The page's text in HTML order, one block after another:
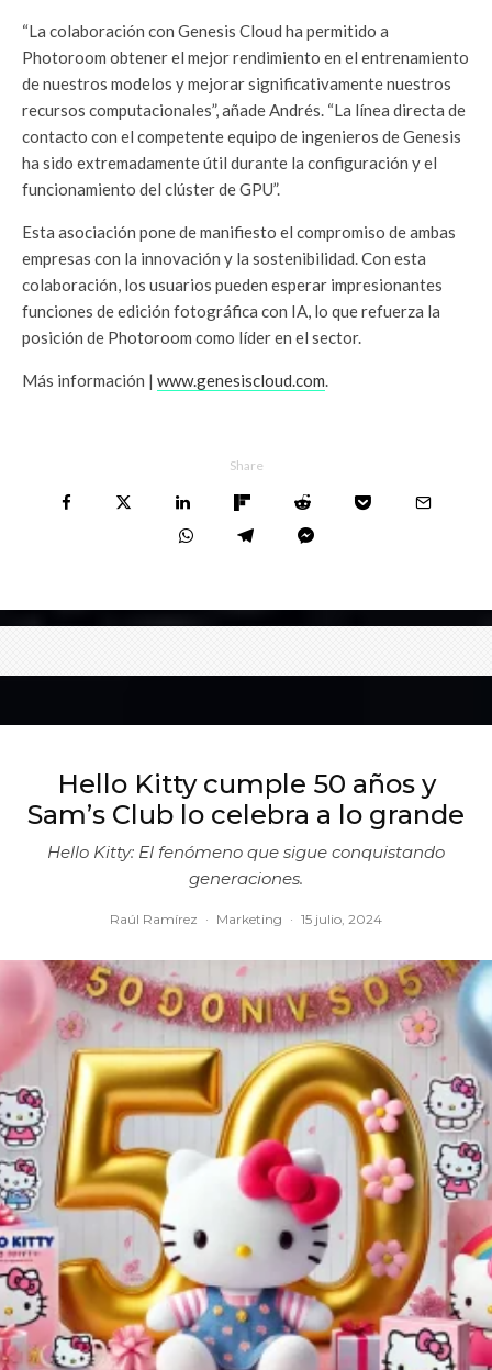
“La colaboración con Genesis Cloud ha permitido a
Photoroom obtener el mejor rendimiento en el entrenamiento
de nuestros modelos y mejorar significativamente nuestros
recursos computacionales”, añade Andrés. “La línea directa de
contacto con el competente equipo de ingenieros de Genesis
ha sido extremadamente útil durante la configuración y el
funcionamiento del clúster de GPU”.
Esta asociación pone de manifiesto el compromiso de ambas
empresas con la innovación y la sostenibilidad. Con esta
colaboración, los usuarios pueden esperar impresionantes
funciones de edición fotográfica con IA, lo que refuerza la
posición de Photoroom como líder en el sector.
Más información | www.genesiscloud.com.
Share
Hello Kitty cumple 50 años y
Sam’s Club lo celebra a lo grande
Hello Kitty: El fenómeno que sigue conquistando
generaciones.
Raúl Ramírez · Marketing · 15 julio, 2024